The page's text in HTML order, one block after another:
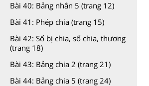
Bài 40: Bảng nhân 5 (trang 12)
Bài 41: Phép chia (trang 15)
Bài 42: Số bị chia, số chia, thương
(trang 18)
Bài 43: Bảng chia 2 (trang 21)
Bài 44: Bảng chia 5 (trang 24)